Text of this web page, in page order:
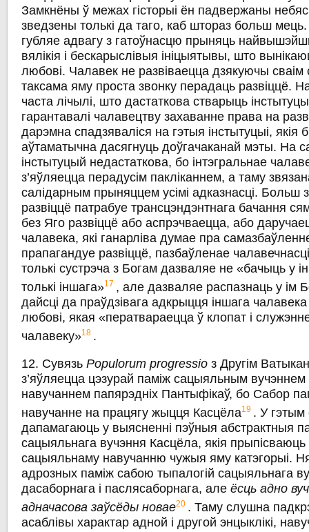
Замкнёны ў межах гісторыі ён падвержаны
зведзены толькі да таго, каб штораз больш
губляе адвагу з гатоўнасцю прыняць
вялікія i бескарыслівыя ініцыятывы, што
любові. Чалавек не развіваецца дзякуючы сваім
таксама яму проста звонку перадаць развіццё.
часта лічылі, што дастаткова стварыць
гарантавалі чалавецтву захаванне права на
дарэмна спадзяваліся на гэтыя інстытуцыі, якія
аўтаматычна дасягнуць доўгачаканай мэты. На
інстытуцый недастаткова, бо інтэгральнае
з’яўляецца перадусім пакліканнем, a таму
салідарным прыняццем усімі адказнасці. Больш
развіццё патрабуе трансцэндэнтнага бачання
без Яго развіццё або аспрэчваецца, або
чалавека, які ганарліва думае пра
прапагандуе развіццё, пазбаўленае
толькі сустрэча з Богам дазваляе не «бачыць у
толькі іншага»17 , але дазваляе распазнаць у ім
дайсці да праўдзівага адкрыцця іншага
любові, якая «ператвараецца ў клопат і
чалавеку»18 .
12. СувязьPopulorum progressio з Другім
з’яўляецца цэзурай паміж сацыяльным вучэннем
навучаннем папярэдніх Пантыфікаў, бо Сабор
навучанне на працягу жыцця Касцёла19 . У гэтым
дапамагаюць у выясненні пэўныя абстрактныя
сацыяльнага вучэння Касцёла, якія
сацыяльнаму навучанню чужыя яму катэгорыі.
адрозных паміж сабою тыпалогій сацыяльнага
дасаборнага i паслясаборнага, алеёсць адно
адначасова заўсёды новае20 . Таму слушна
асаблівы характар адной і другой энцыклікі,